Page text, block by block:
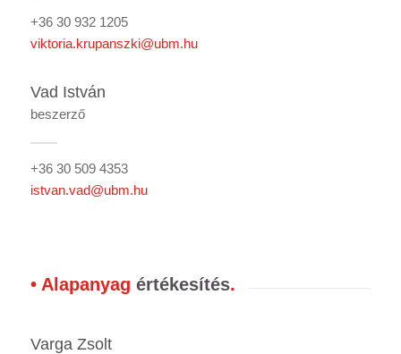
+36 30 932 1205
viktoria.krupanszki@ubm.hu
Vad István
beszerző
+36 30 509 4353
istvan.vad@ubm.hu
• Alapanyag értékesítés.
Varga Zsolt